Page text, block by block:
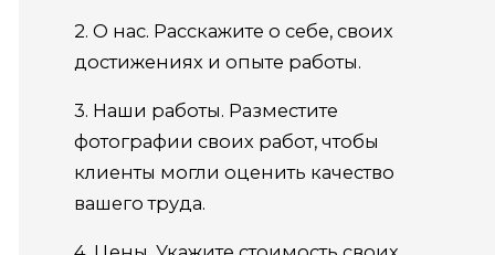
2. О нас. Расскажите о себе, своих
достижениях и опыте работы.
3. Наши работы. Разместите
фотографии своих работ, чтобы
клиенты могли оценить качество
вашего труда.